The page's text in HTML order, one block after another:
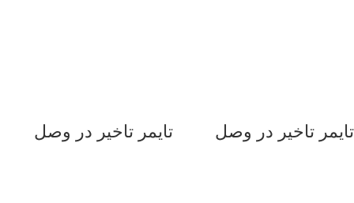
تایمر تاخیر در وصل تایمر تاخیر در وصل